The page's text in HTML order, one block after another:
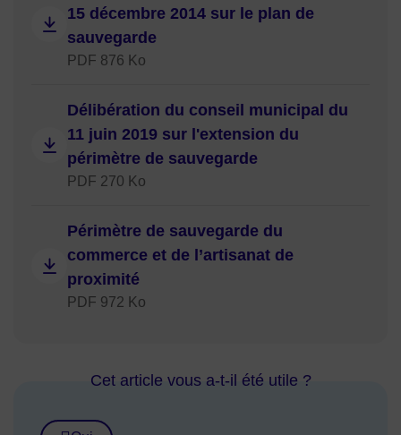
15 décembre 2014 sur le plan de
sauvegarde
PDF 876 Ko
Délibération du conseil municipal du
11 juin 2019 sur l'extension du
périmètre de sauvegarde
PDF 270 Ko
Périmètre de sauvegarde du
commerce et de l’artisanat de
proximité
PDF 972 Ko
Cet article vous a-t-il été utile ?